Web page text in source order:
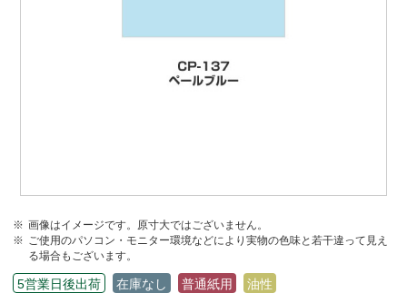
画像はイメージです。原寸大ではございません。
ご使用のパソコン・モニター環境などにより実物の色味と若干違って見え
る場合もございます。
5営業日後出荷 在庫なし 普通紙用 油性